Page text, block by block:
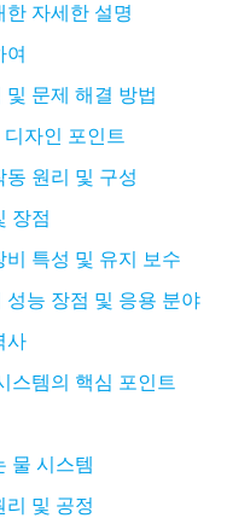
자세한 설명
여
문제 해결 방법
자인 포인트
원리 및 구성
장점
특성 및 유지 보수
능 장점 및 응용 분야
사
스템의 핵심 포인트
물 시스템
리 및 공정